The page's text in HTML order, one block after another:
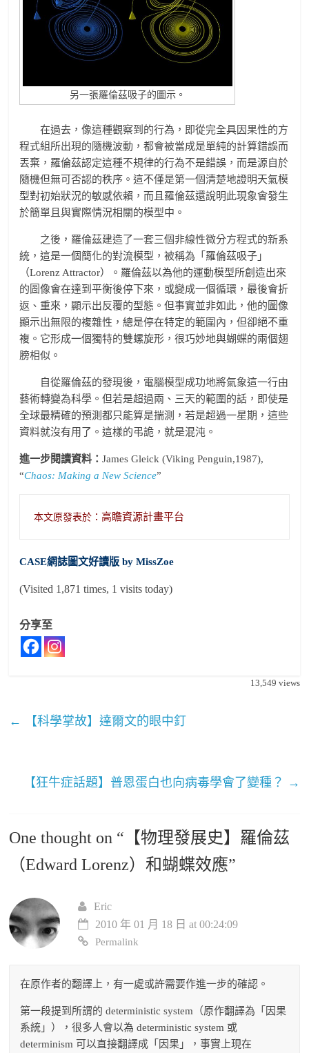
另一張羅倫茲吸子的圖示。
在過去，像這種觀察到的行為，即從完全具因果性的方
程式組所出現的隨機波動，都會被當成是單純的計算錯誤而
丟棄，羅倫茲認定這種不規律的行為不是錯誤，而是源自於
隨機但無可否認的秩序。這不僅是第一個清楚地證明天氣模
型對初始狀況的敏感依賴，而且羅倫茲還說明此現象會發生
於簡單且與實際情況相關的模型中。
之後，羅倫茲建造了一套三個非線性微分方程式的新系
統，這是一個簡化的對流模型，被稱為「羅倫茲吸子」
（Lorenz Attractor）。羅倫茲以為他的運動模型所創造出來
的圖像會在達到平衡後停下來，或變成一個循環，最後會折
返、重來，顯示出反覆的型態。但事實並非如此，他的圖像
顯示出無限的複雜性，總是停在特定的範圍內，但卻絕不重
複。它形成一個獨特的雙螺旋形，很巧妙地與蝴蝶的兩個翅
膀相似。
自從羅倫茲的發現後，電腦模型成功地將氣象這一行由
藝術轉變為科學。但若是超過兩、三天的範圍的話，即使是
全球最精確的預測都只能算是揣測，若是超過一星期，這些
資料就沒有用了。這樣的弔詭，就是混沌。
進一步閱讀資料：James Gleick (Viking Penguin,1987),
“Chaos: Making a New Science”
本文原發表於： 高瞻資源計畫平台
CASE網誌圖文好讀版 by MissZoe
(Visited 1,871 times, 1 visits today)
分享至
13,549 views
← 【科學掌故】達爾文的眼中釘
【狂牛症話題】普恩蛋白也向病毒學會了變種？ →
One thought on “ 【物理發展史】羅倫茲
（Edward Lorenz）和蝴蝶效應”
Eric
2010 年 01 月 18 日 at 00:24:09
Permalink
在原作者的翻譯上，有一處或許需要作進一步的確認。
第一段提到所謂的 deterministic system（原作翻譯為「因果
系統」），很多人會以為 deterministic system 或
determinism 可以直接翻譯成「因果」，事實上現在